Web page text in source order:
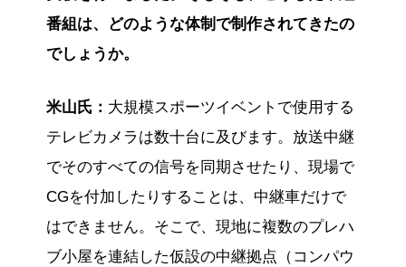
番組は、どのような体制で制作されてきたの
でしょうか。
米山氏： 大規模スポーツイベントで使用する
テレビカメラは数十台に及びます。放送中継
でそのすべての信号を同期させたり、現場で
CGを付加したりすることは、中継車だけで
はできません。そこで、現地に複数のプレハ
ブ小屋を連結した仮設の中継拠点（コンパウ